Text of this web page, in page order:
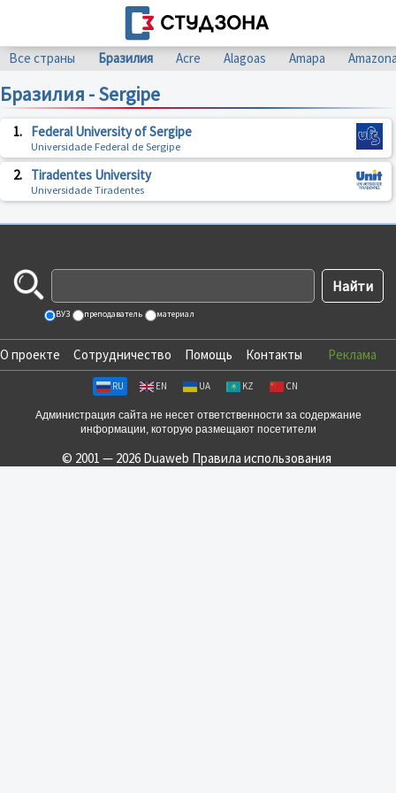
Все страны Бразилия Acre Alagoas Amapa
Бразилия - Sergipe
1. Federal University of Sergipe
Universidade Federal de Sergipe
2. Tiradentes University
Universidade Tiradentes
ВУЗ преподаватель материал
О проекте Сотрудничество Помощь Контакты Реклама
RU EN UA KZ CN
Администрация сайта не несет ответственности за содержание
информации, которую размещают посетители
© 2001 — 2026 Duaweb Правила использования